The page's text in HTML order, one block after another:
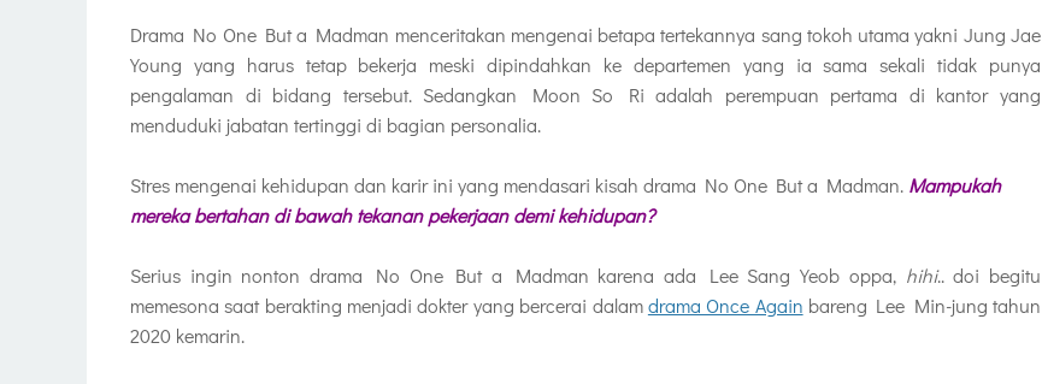
Drama No One But a Madman menceritakan mengenai betapa tertekannya sang tokoh utama yakni Jung Jae
Young yang harus tetap bekerja meski dipindahkan ke departemen yang ia sama sekali tidak punya
pengalaman di bidang tersebut. Sedangkan Moon So Ri adalah perempuan pertama di kantor yang
menduduki jabatan tertinggi di bagian personalia.
Stres mengenai kehidupan dan karir ini yang mendasari kisah drama No One But a Madman. Mampukah
mereka bertahan di bawah tekanan pekerjaan demi kehidupan?
Serius ingin nonton drama No One But a Madman karena ada Lee Sang Yeob oppa, hihi.. doi begitu
memesona saat berakting menjadi dokter yang bercerai dalamdrama Once Again bareng Lee Min-jung tahun
2020 kemarin.